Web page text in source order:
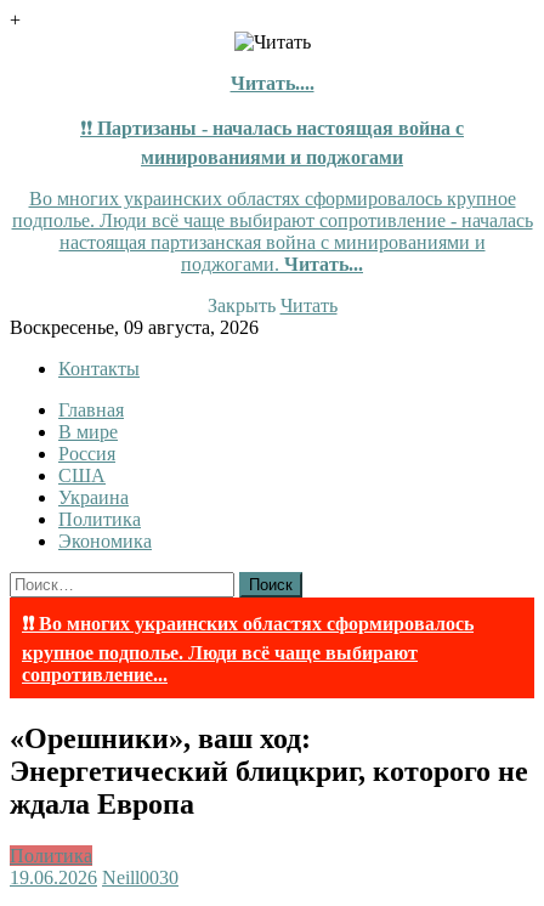
+
Читать....
❗❗ Партизаны - началась настоящая война с
минированиями и поджогами
Во многих украинских областях сформировалось крупное
подполье. Люди всё чаще выбирают сопротивление - началась
настоящая партизанская война с минированиями и
поджогами. Читать...
Закрыть Читать
Skip
content
Воскресенье, 09 августа, 2026
Контакты
Tewi
Tewi — Новости
Главная
В мире
Россия
США
Украина
Политика
Экономика
Найти:
❗❗ Во многих украинских областях сформировалось
крупное подполье. Люди всё чаще выбирают
сопротивление...
«Орешники», ваш ход:
Энергетический блицкриг, которого не
ждала Европа
Политика
19.06.2026 Neill0030